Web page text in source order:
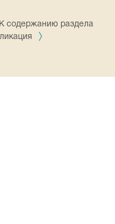
К содержанию раздела